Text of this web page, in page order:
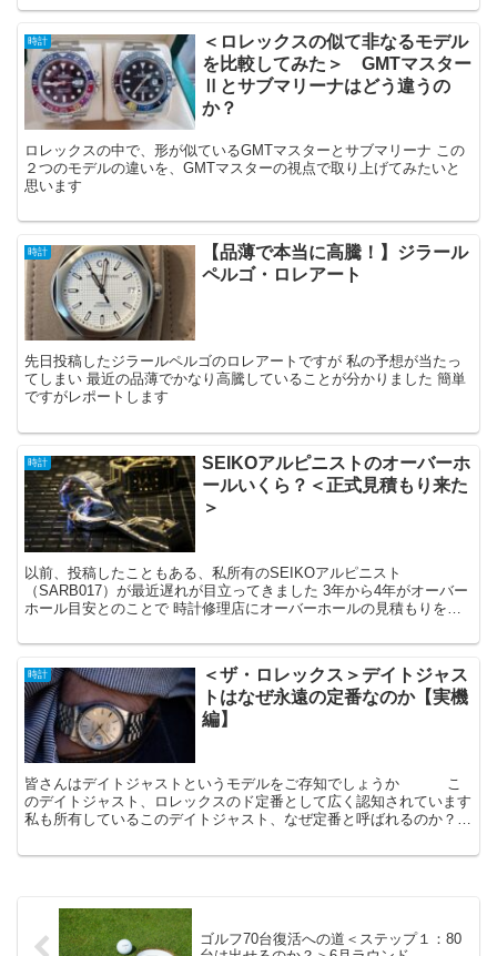
お話したいと思います。
時計
＜ロレックスの似て非なるモデル
を比較してみた＞ GMTマスター
Ⅱとサブマリーナはどう違うの
か？
ロレックスの中で、形が似ているGMTマスターとサブマリーナ この
２つのモデルの違いを、GMTマスターの視点で取り上げてみたいと
思います
時計
【品薄で本当に高騰！】ジラール
ペルゴ・ロレアート
先日投稿したジラールペルゴのロレアートですが 私の予想が当たっ
てしまい 最近の品薄でかなり高騰していることが分かりました 簡単
ですがレポートします
時計
SEIKOアルピニストのオーバーホ
ールいくら？＜正式見積もり来た
＞
以前、投稿したこともある、私所有のSEIKOアルピニスト
（SARB017）が最近遅れが目立ってきました 3年から4年がオーバー
ホール目安とのことで 時計修理店にオーバーホールの見積もりを依
す
時計
＜ザ・ロレックス＞デイトジャス
トはなぜ永遠の定番なのか【実機
編】
皆さんはデイトジャストというモデルをご存知でしょうか こ
のデイトジャスト、ロレックスのド定番として広く認知されています
私も所有しているこのデイトジャスト、なぜ定番と呼ばれるのか？
と思います
ゴルフ70台復活への道＜ステップ１：80